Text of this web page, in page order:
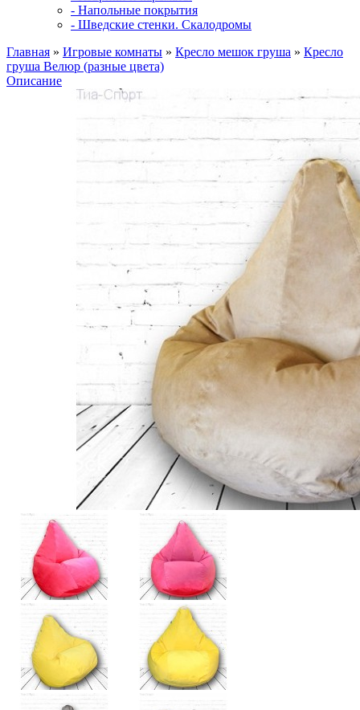
- Напольные покрытия
- Шведские стенки. Скалодромы
Главная » Игровые комнаты » Кресло мешок груша » Кресло
груша Велюр (разные цвета)
Описание